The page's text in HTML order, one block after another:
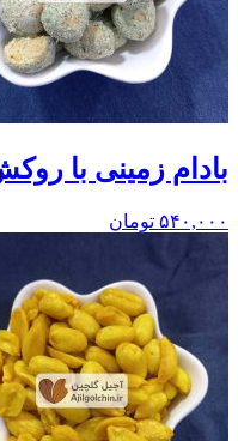
بادام زمینی با
۵۴۰,۰۰۰ تومان